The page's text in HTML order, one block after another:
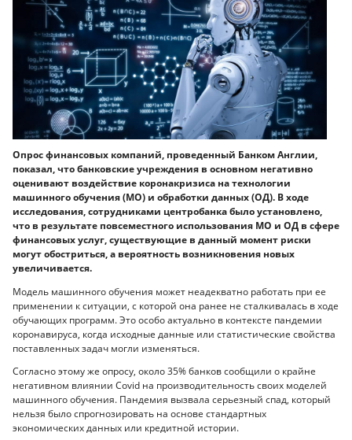
Опрос финансовых компаний, проведенный Банком Англии,
показал, что банковские учреждения в основном негативно
оценивают воздействие коронакризиса на технологии
машинного обучения (МО) и обработки данных (ОД). В ходе
исследования, сотрудниками центробанка было установлено,
что в результате повсеместного использования МО и ОД в сфере
финансовых услуг, существующие в данный момент риски
могут обостриться, а вероятность возникновения новых
увеличивается.
Модель машинного обучения может неадекватно работать при ее
применении к ситуации, с которой она ранее не сталкивалась в ходе
обучающих программ. Это особо актуально в контексте пандемии
коронавируса, когда исходные данные или статистические свойства
поставленных задач могли изменяться.
Согласно этому же опросу, около 35% банков сообщили о крайне
негативном влиянии Covid на производительность своих моделей
машинного обучения. Пандемия вызвала серьезный спад, который
нельзя было спрогнозировать на основе стандартных
экономических данных или кредитной истории.